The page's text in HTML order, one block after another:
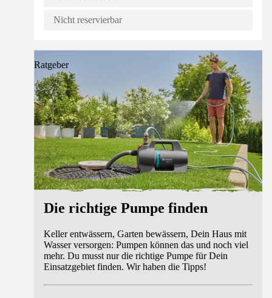
Nicht reservierbar
Ratgeber
Die richtige Pumpe finden
Keller entwässern, Garten bewässern, Dein Haus mit
Wasser versorgen: Pumpen können das und noch viel
mehr. Du musst nur die richtige Pumpe für Dein
Einsatzgebiet finden. Wir haben die Tipps!